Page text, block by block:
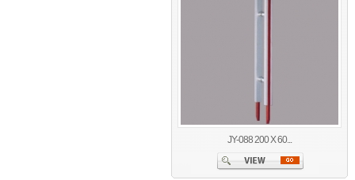
JY-088 200 X 60...